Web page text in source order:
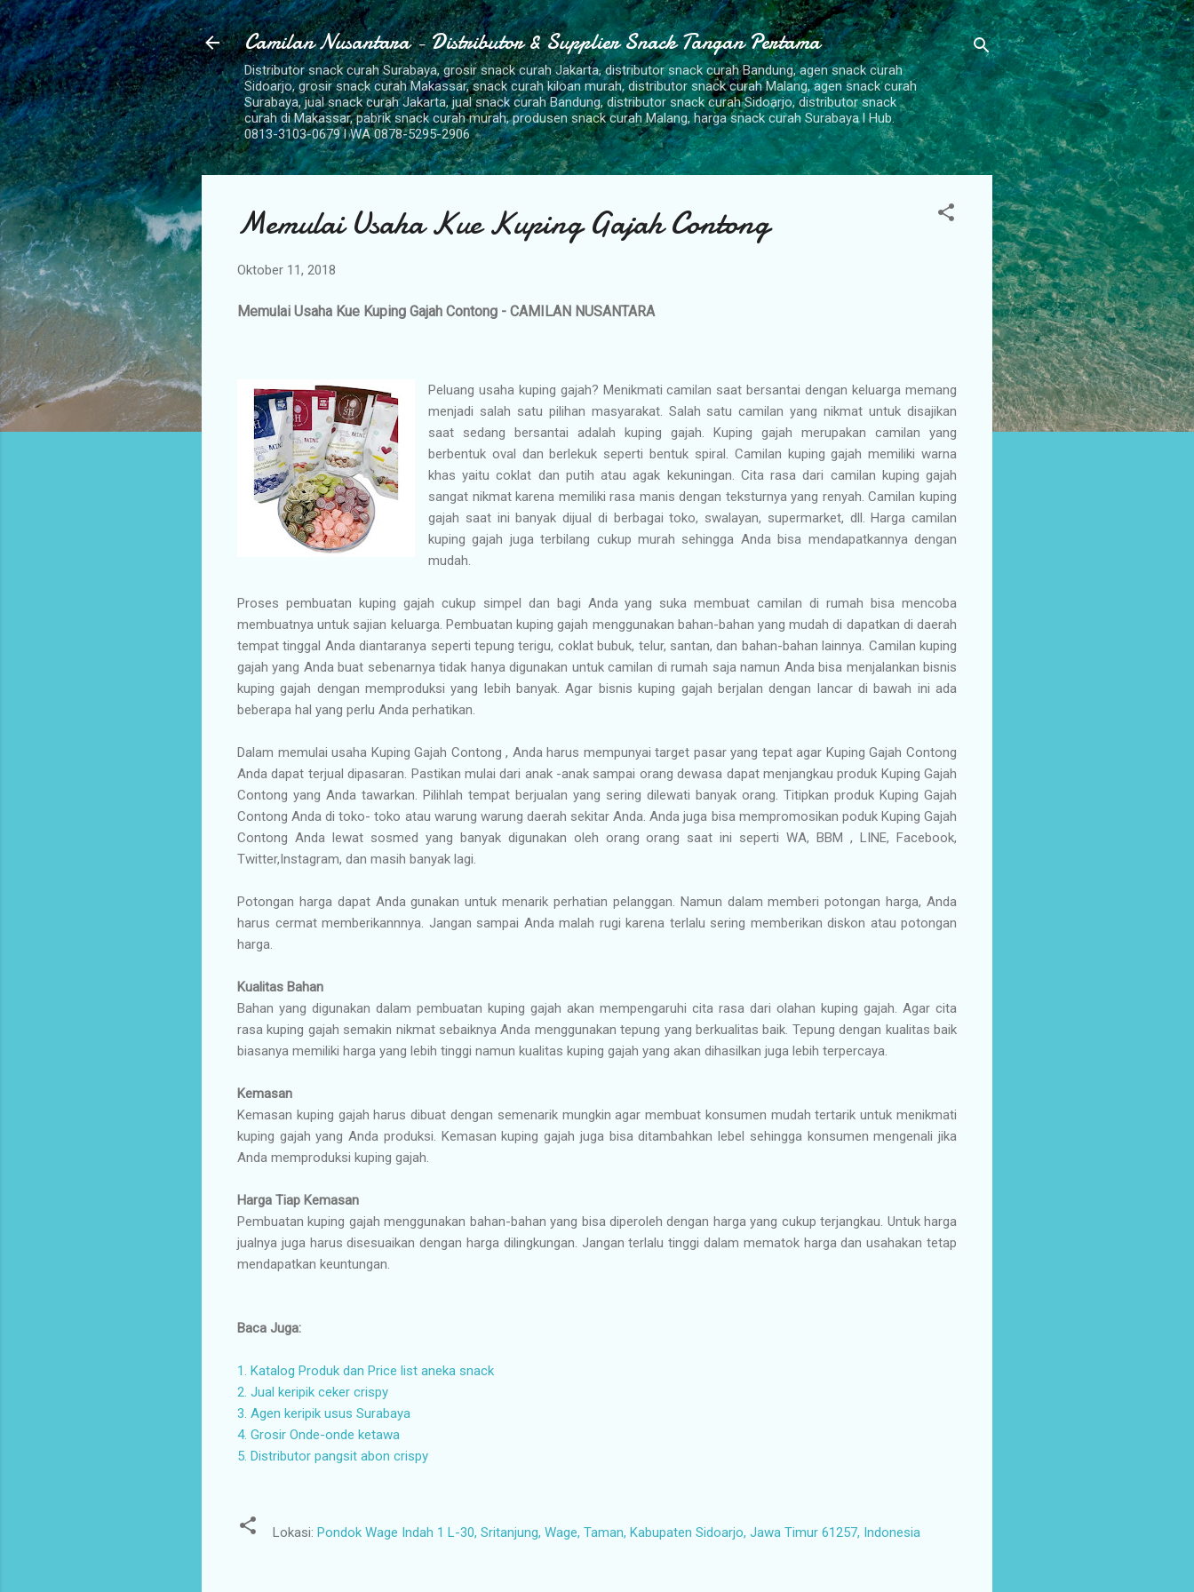
Langsung ke konten utama
Camilan Nusantara - Distributor & Supplier Snack Tangan Pertama
Distributor snack curah Surabaya, grosir snack curah Jakarta, distributor snack curah Bandung, agen snack curah
Sidoarjo, grosir snack curah Makassar, snack curah kiloan murah, distributor snack curah Malang, agen snack curah
Surabaya, jual snack curah Jakarta, jual snack curah Bandung, distributor snack curah Sidoarjo, distributor snack
curah di Makassar, pabrik snack curah murah, produsen snack curah Malang, harga snack curah Surabaya l Hub.
0813-3103-0679 l WA 0878-5295-2906
Memulai Usaha Kue Kuping Gajah Contong
Oktober 11, 2018
Memulai Usaha Kue Kuping Gajah Contong - CAMILAN NUSANTARA
Peluang usaha kuping gajah? Menikmati camilan saat bersantai dengan keluarga memang
menjadi salah satu pilihan masyarakat. Salah satu camilan yang nikmat untuk disajikan
saat sedang bersantai adalah kuping gajah. Kuping gajah merupakan camilan yang
berbentuk oval dan berlekuk seperti bentuk spiral. Camilan kuping gajah memiliki warna
khas yaitu coklat dan putih atau agak kekuningan. Cita rasa dari camilan kuping gajah
sangat nikmat karena memiliki rasa manis dengan teksturnya yang renyah. Camilan kuping
gajah saat ini banyak dijual di berbagai toko, swalayan, supermarket, dll. Harga camilan
kuping gajah juga terbilang cukup murah sehingga Anda bisa mendapatkannya dengan
mudah.
Proses pembuatan kuping gajah cukup simpel dan bagi Anda yang suka membuat camilan di rumah bisa mencoba
membuatnya untuk sajian keluarga. Pembuatan kuping gajah menggunakan bahan-bahan yang mudah di dapatkan di daerah
tempat tinggal Anda diantaranya seperti tepung terigu, coklat bubuk, telur, santan, dan bahan-bahan lainnya. Camilan kuping
gajah yang Anda buat sebenarnya tidak hanya digunakan untuk camilan di rumah saja namun Anda bisa menjalankan bisnis
kuping gajah dengan memproduksi yang lebih banyak. Agar bisnis kuping gajah berjalan dengan lancar di bawah ini ada
beberapa hal yang perlu Anda perhatikan.
Dalam memulai usaha Kuping Gajah Contong , Anda harus mempunyai target pasar yang tepat agar Kuping Gajah Contong
Anda dapat terjual dipasaran. Pastikan mulai dari anak -anak sampai orang dewasa dapat menjangkau produk Kuping Gajah
Contong yang Anda tawarkan. Pilihlah tempat berjualan yang sering dilewati banyak orang. Titipkan produk Kuping Gajah
Contong Anda di toko- toko atau warung warung daerah sekitar Anda. Anda juga bisa mempromosikan poduk Kuping Gajah
Contong Anda lewat sosmed yang banyak digunakan oleh orang orang saat ini seperti WA, BBM , LINE, Facebook,
Twitter,Instagram, dan masih banyak lagi.
Potongan harga dapat Anda gunakan untuk menarik perhatian pelanggan. Namun dalam memberi potongan harga, Anda
harus cermat memberikannnya. Jangan sampai Anda malah rugi karena terlalu sering memberikan diskon atau potongan
harga.
Kualitas Bahan
Bahan yang digunakan dalam pembuatan kuping gajah akan mempengaruhi cita rasa dari olahan kuping gajah. Agar cita
rasa kuping gajah semakin nikmat sebaiknya Anda menggunakan tepung yang berkualitas baik. Tepung dengan kualitas baik
biasanya memiliki harga yang lebih tinggi namun kualitas kuping gajah yang akan dihasilkan juga lebih terpercaya.
Kemasan
Kemasan kuping gajah harus dibuat dengan semenarik mungkin agar membuat konsumen mudah tertarik untuk menikmati
kuping gajah yang Anda produksi. Kemasan kuping gajah juga bisa ditambahkan lebel sehingga konsumen mengenali jika
Anda memproduksi kuping gajah.
Harga Tiap Kemasan
Pembuatan kuping gajah menggunakan bahan-bahan yang bisa diperoleh dengan harga yang cukup terjangkau. Untuk harga
jualnya juga harus disesuaikan dengan harga dilingkungan. Jangan terlalu tinggi dalam mematok harga dan usahakan tetap
mendapatkan keuntungan.
Baca Juga:
1. Katalog Produk dan Price list aneka snack
2. Jual keripik ceker crispy
3. Agen keripik usus Surabaya
4. Grosir Onde-onde ketawa
5. Distributor pangsit abon crispy
Lokasi: Pondok Wage Indah 1 L-30, Sritanjung, Wage, Taman, Kabupaten Sidoarjo, Jawa Timur 61257, Indonesia